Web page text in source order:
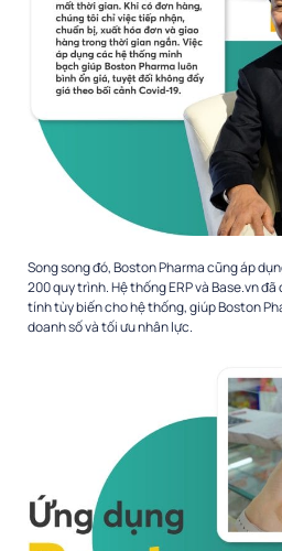
Song song đó, Boston Pharma cũng áp
200 quy trình. Hệ thống ERP và Base.vn
tính tùy biến cho hệ thống, giúp Boston
doanh số và tối ưu nhân lực.